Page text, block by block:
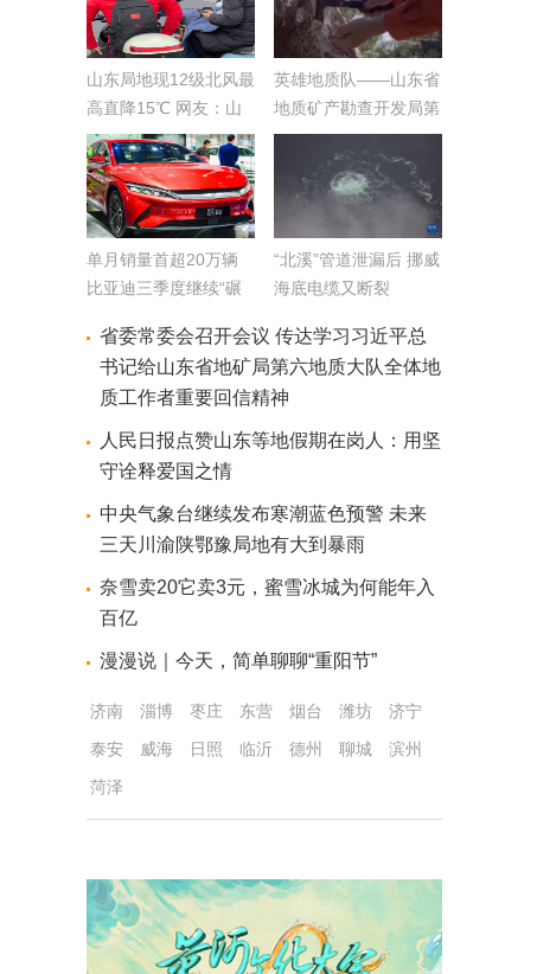
山东局地现12级北风最
高直降15℃ 网友：山
东冷成了山冻
英雄地质队——山东省
地质矿产勘查开发局第
六地质大队
单月销量首超20万辆
比亚迪三季度继续“碾
“北溪”管道泄漏后 挪威
海底电缆又断裂
省委常委会召开会议 传达学习习近平总
书记给山东省地矿局第六地质大队全体地
质工作者重要回信精神
人民日报点赞山东等地假期在岗人：用坚
守诠释爱国之情
中央气象台继续发布寒潮蓝色预警 未来
三天川渝陕鄂豫局地有大到暴雨
奈雪卖20它卖3元，蜜雪冰城为何能年入
百亿
漫漫说｜今天，简单聊聊“重阳节”
济南 淄博 枣庄 东营 烟台 潍坊
济宁
泰安
威海 日照 临沂 德州 聊城
滨州
菏泽